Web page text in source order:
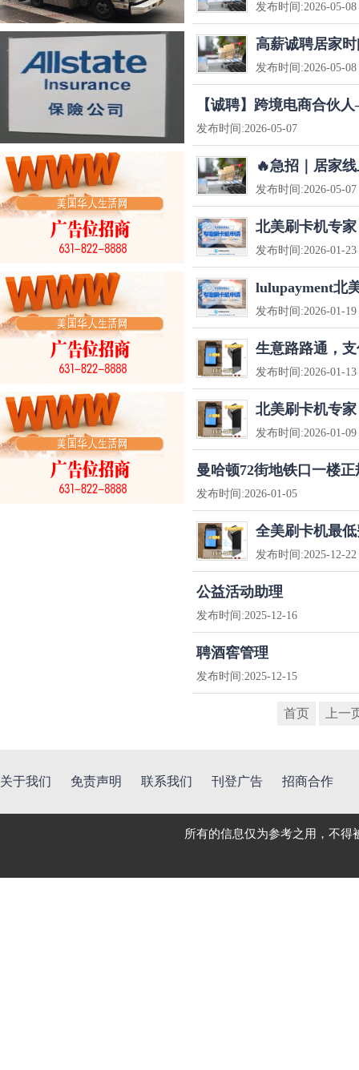
发布时间:2026-05-08
高薪诚聘居家
发布时间:2026-05-08
【诚聘】跨境电商合伙
发布时间:2026-05-07
🔥急招｜居家
发布时间:2026-05-07
北美刷卡机专
发布时间:2026-01-23
lulupayment北
发布时间:2026-01-19
生意路路通，
发布时间:2026-01-13
北美刷卡机专
发布时间:2026-01-09
曼哈顿72街地铁口一楼
发布时间:2026-01-05
全美刷卡机最
发布时间:2025-12-22
公益活动助理
发布时间:2025-12-16
聘酒窖管理
发布时间:2025-12-15
首页 上一
关于我们 免责声明 联系我们 刊登广告 招商合作
所有的信息仅为参考之用，不